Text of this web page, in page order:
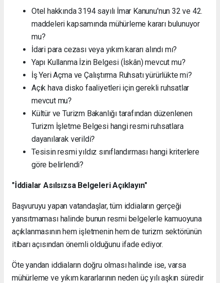
Otel hakkında 3194 sayılı İmar Kanunu'nun 32 ve 42.
maddeleri kapsamında mühürleme kararı bulunuyor
mu?
İdari para cezası veya yıkım kararı alındı mı?
Yapı Kullanma İzin Belgesi (İskân) mevcut mu?
İş Yeri Açma ve Çalıştırma Ruhsatı yürürlükte mi?
Açık hava disko faaliyetleri için gerekli ruhsatlar
mevcut mu?
Kültür ve Turizm Bakanlığı tarafından düzenlenen
Turizm İşletme Belgesi hangi resmi ruhsatlara
dayanılarak verildi?
Tesisin resmi yıldız sınıflandırması hangi kriterlere
göre belirlendi?
"İddialar Asılsızsa Belgeleri Açıklayın"
Başvuruyu yapan vatandaşlar, tüm iddiaların gerçeği
yansıtmaması halinde bunun resmi belgelerle kamuoyuna
açıklanmasının hem işletmenin hem de turizm sektörünün
itibarı açısından önemli olduğunu ifade ediyor.
Öte yandan iddiaların doğru olması halinde ise, varsa
mühürleme ve yıkım kararlarının neden üç yılı aşkın süredir